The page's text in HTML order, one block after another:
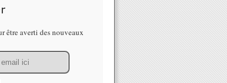
être averti des nouveaux